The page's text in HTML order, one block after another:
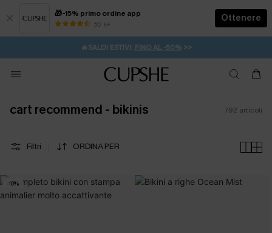
🎁-15% primo ordine app
50 k+
Ottenere
⚡️-15% SUGLI ESSENZIALI DA VACANZA | ACQUISTA
🔥SALDI ESTIVI: FINO AL -50%>>
🚚SPEDIZIONE GRATUITA DA 49€
💌REGALO PER I NUOVI: 20% DI SCONTO*
cart recommend - bikinis 792 articoli
Filtri ORDINA PER
-10%